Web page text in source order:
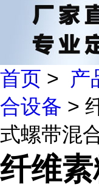
首页 > 产
合设备 >
式螺带混
纤维